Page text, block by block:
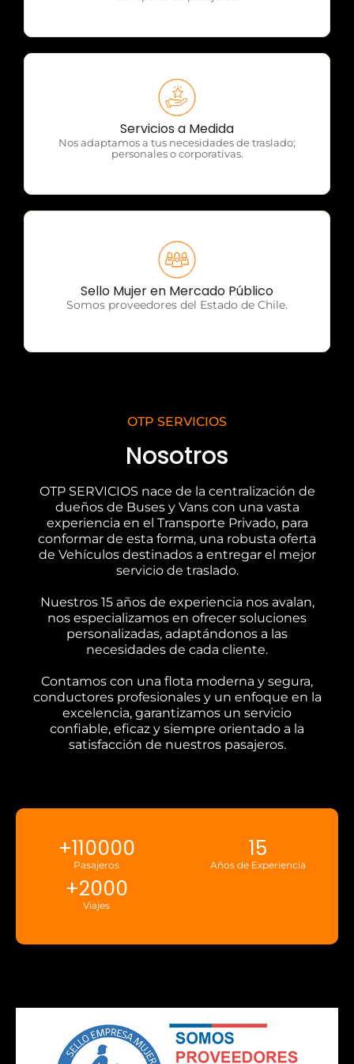
Servicios a Medida
Nos adaptamos a tus necesidades de traslado;
personales o corporativas.
OTP Servicios
Sello Mujer en Mercado Público
Somos proveedores del Estado de Chile.
OTP Servicios
OTP SERVICIOS
Nosotros
OTP SERVICIOS nace de la centralización de
dueños de Buses y Vans con una vasta
experiencia en el Transporte Privado, para
conformar de esta forma, una robusta oferta
de Vehículos destinados a entregar el mejor
servicio de traslado.
Nuestros 15 años de experiencia nos avalan,
nos especializamos en ofrecer soluciones
personalizadas, adaptándonos a las
necesidades de cada cliente.
Contamos con una flota moderna y segura,
conductores profesionales y un enfoque en la
excelencia, garantizamos un servicio
confiable, eficaz y siempre orientado a la
satisfacción de nuestros pasajeros.
Pasajeros
+110000
Años de Experiencia
15
Viajes
+2000